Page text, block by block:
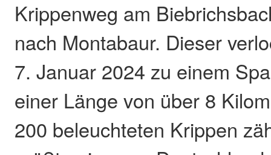
Krippenweg am
nach Montabaur. Dieser
7. Januar 2024 zu einem
einer Länge von über 8
200 beleuchteten Krippen